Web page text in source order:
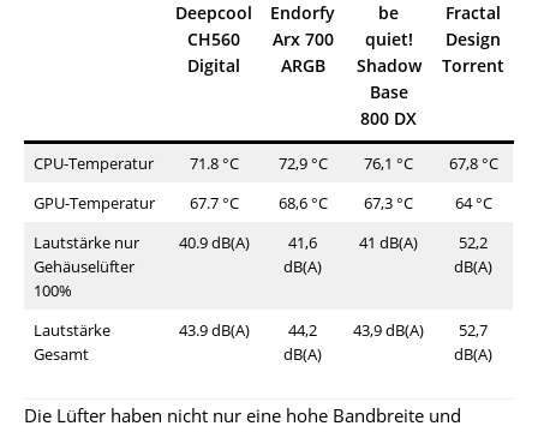
Deepcool
CH560
Digital
Endorfy
Arx 700
ARGB
be
quiet!
Shadow
Base
800 DX
Fractal
Design
Torrent
CPU-Temperatur 71.8 °C 72,9 °C 76,1 °C
67,8 °C
GPU-Temperatur
67.7 °C 68,6 °C 67,3 °C
64 °C
Lautstärke nur
Gehäuselüfter
100%
40.9 dB(A)
41,6
dB(A)
41 dB(A)
52,2
dB(A)
Lautstärke
Gesamt
43.9 dB(A)
44,2
dB(A)
43,9 dB(A)
52,7
dB(A)
Die Lüfter haben nicht nur eine hohe Bandbreite und